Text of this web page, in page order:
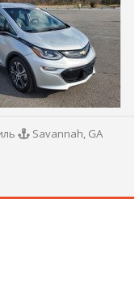
Savannah, GA